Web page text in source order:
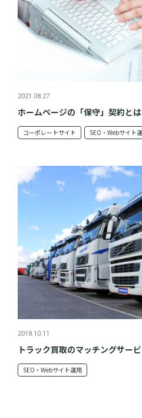
2021.08.27
ホームページの「保守」契約と
コーポレートサイト SEO・Webサイト
2018.10.11
トラック買取のマッチングサー
SEO・Webサイト運用